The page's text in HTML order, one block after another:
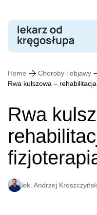
Skip
content
Home
Choroby i objawy
Rwa kulszowa –
Rwa
lek. Andrzej